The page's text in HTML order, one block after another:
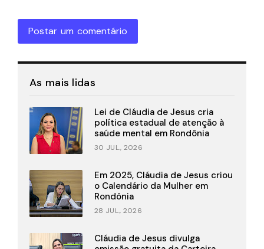
Postar um comentário
As mais lidas
Lei de Cláudia de Jesus cria
política estadual de atenção à
saúde mental em Rondônia
30 JUL., 2026
Em 2025, Cláudia de Jesus criou
o Calendário da Mulher em
Rondônia
28 JUL., 2026
Cláudia de Jesus divulga